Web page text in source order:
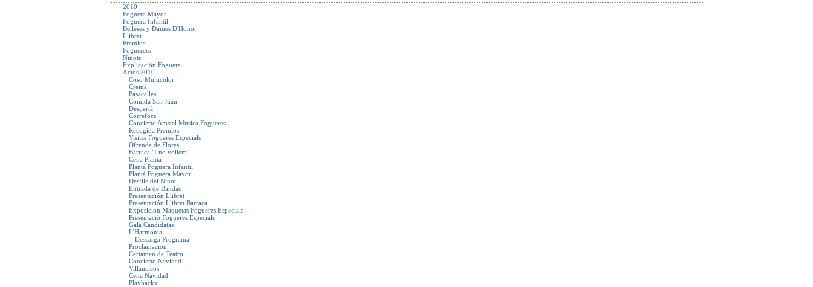
2010
Foguera Mayor
Foguera Infantil
Belleses y Dames D'Honor
Llibret
Premios
Foguerers
Ninots
Explicación Foguera
Actos 2010
Coso Multicolor
Cremá
Pasacalles
Comida San Juán
Despertà
Correfocs
Concierto Amstel Musica Fogueres
Recogida Premios
Visitas Fogueres Especials
Ofrenda de Flores
Barraca "I no voliem"
Cena Plantà
Plantá Foguera Infantil
Plantá Foguera Mayor
Desfile del Ninot
Entrada de Bandas
Presentación Llibret
Presentación Llibret Barraca
Exposicion Maquetas Fogueres Especials
Presentaciò Fogueres Especials
Gala Candidatas
L'Harmonia
Descarga Programa
Proclamación
Certamen de Teatro
Concierto Navidad
Villancicos
Cena Navidad
Playbacks